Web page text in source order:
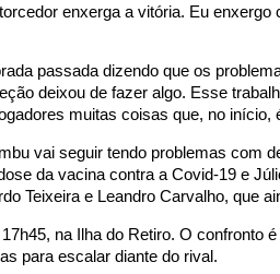
enxerga a vitória. Eu
passada dizendo que os
deixou de fazer algo. Esse
muitas coisas que, no início,
vai seguir tendo problemas com
da vacina contra a Covid-19 e
Teixeira e Leandro Carvalho, que
na Ilha do Retiro. O confronto
para escalar diante do rival.